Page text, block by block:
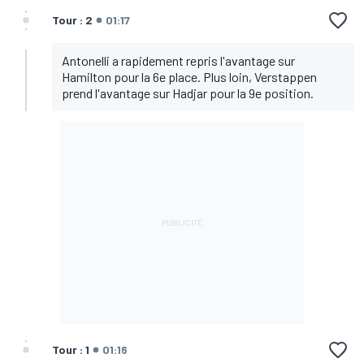
Tour : 2 01:17
Antonelli a rapidement repris l'avantage sur
Hamilton pour la 6e place. Plus loin, Verstappen
prend l'avantage sur Hadjar pour la 9e position.
Tour : 1 01:16